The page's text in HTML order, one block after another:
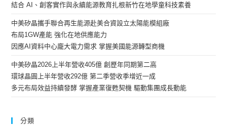
結合 AI、創客實作與永續能源教育扎根新竹在地學童科技素養
中美矽晶攜手聯合再生能源赴美合資設立太陽能模組廠
布局1GW產能 強化在地供應能力
因應AI資料中心龐大電力需求 掌握美國能源轉型商機
中美矽晶2026上半年營收405億 創歷年同期第二高
環球晶圓上半年營收292億 第二季營收季增近一成
多元布局效益持續發酵 掌握產業復甦契機 驅動集團成長動能
分類